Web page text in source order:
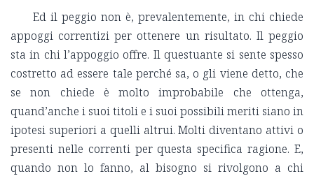
Ed il peggio non è, prevalentemente, in chi chiede
appoggi correntizi per ottenere un risultato. Il peggio
sta in chi l’appoggio offre. Il questuante si sente spesso
costretto ad essere tale perché sa, o gli viene detto, che
se non chiede è molto improbabile che ottenga,
quand’anche i suoi titoli e i suoi possibili meriti siano in
ipotesi superiori a quelli altrui. Molti diventano attivi o
presenti nelle correnti per questa specifica ragione. E,
quando non lo fanno, al bisogno si rivolgono a chi